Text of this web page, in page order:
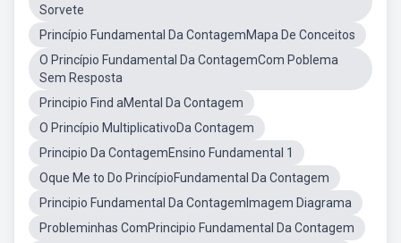
Sorvete
Princípio Fundamental Da ContagemMapa De Conceitos
O Princípio Fundamental Da ContagemCom Poblema
Sem Resposta
Principio Find aMental Da Contagem
O Princípio MultiplicativoDa Contagem
Principio Da ContagemEnsino Fundamental 1
Oque Me to Do PrincípioFundamental Da Contagem
Principio Fundamental Da ContagemImagem Diagrama
Probleminhas ComPrincipio Fundamental Da Contagem